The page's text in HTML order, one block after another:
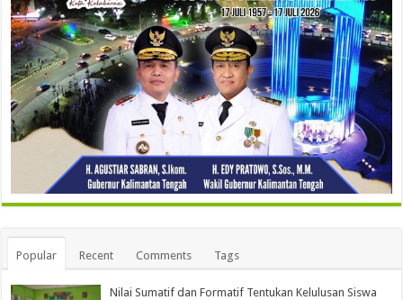
Popular Recent Comments Tags
Nilai Sumatif dan Formatif Tentukan Kelulusan Siswa